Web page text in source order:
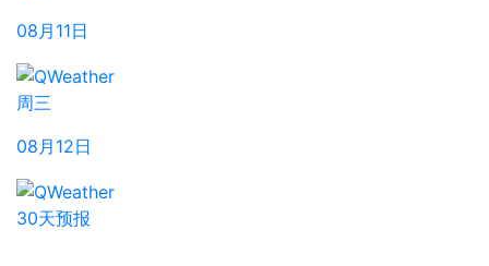
08月11日
周三
08月12日
30天预报